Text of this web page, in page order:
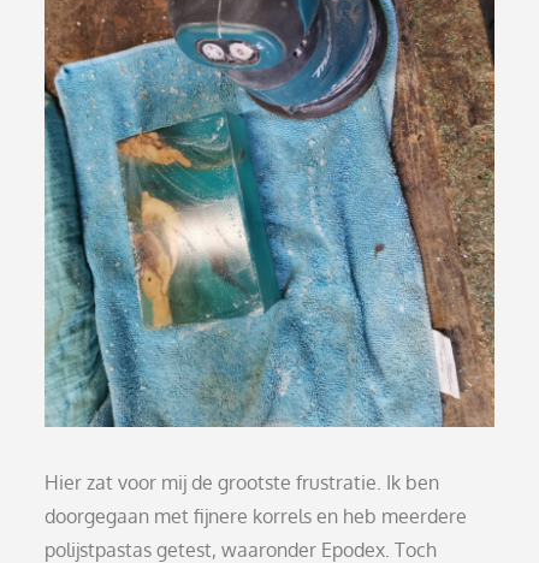
Hier zat voor mij de grootste frustratie. Ik ben
doorgegaan met fijnere korrels en heb meerdere
polijstpastas getest, waaronder Epodex. Toch